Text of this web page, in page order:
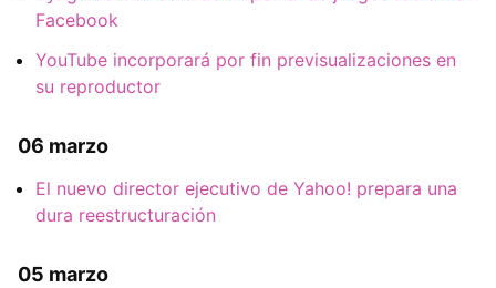
Facebook
YouTube incorporará por fin previsualizaciones en
su reproductor
06 marzo
El nuevo director ejecutivo de Yahoo! prepara una
dura reestructuración
05 marzo